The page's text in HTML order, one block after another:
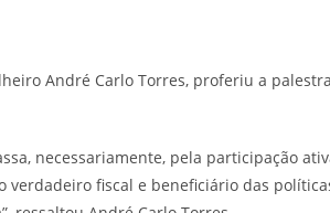
André Carlo Torres, proferiu a
necessariamente, pela participação
verdadeiro fiscal e beneficiário das